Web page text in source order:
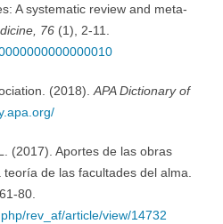
A systematic review and meta-
76 (1), 2-11.
(2018).APA Dictionary of
(2017). Aportes de las obras
de las facultades del alma.
61-80.
rev_af/article/view/14732